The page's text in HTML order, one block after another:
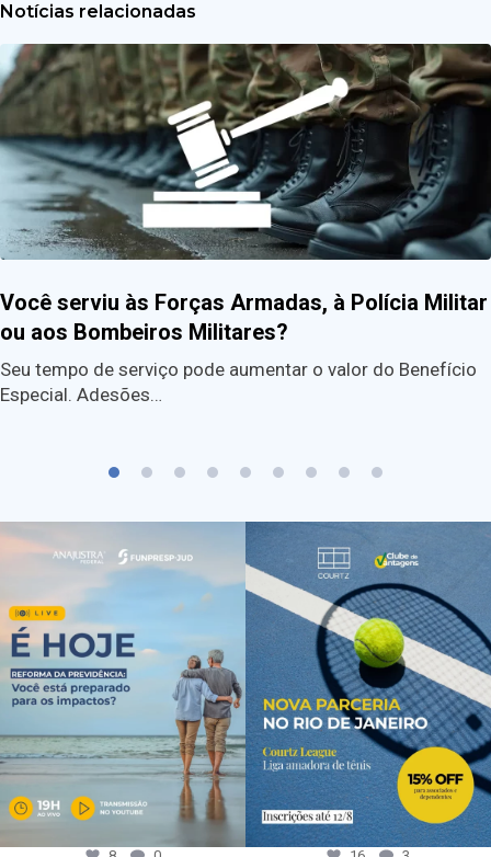
Notícias relacionadas
Você serviu às Forças Armadas, à Polícia Militar
ou aos Bombeiros Militares?
Seu tempo de serviço pode aumentar o valor do Benefício
Especial. Adesões…